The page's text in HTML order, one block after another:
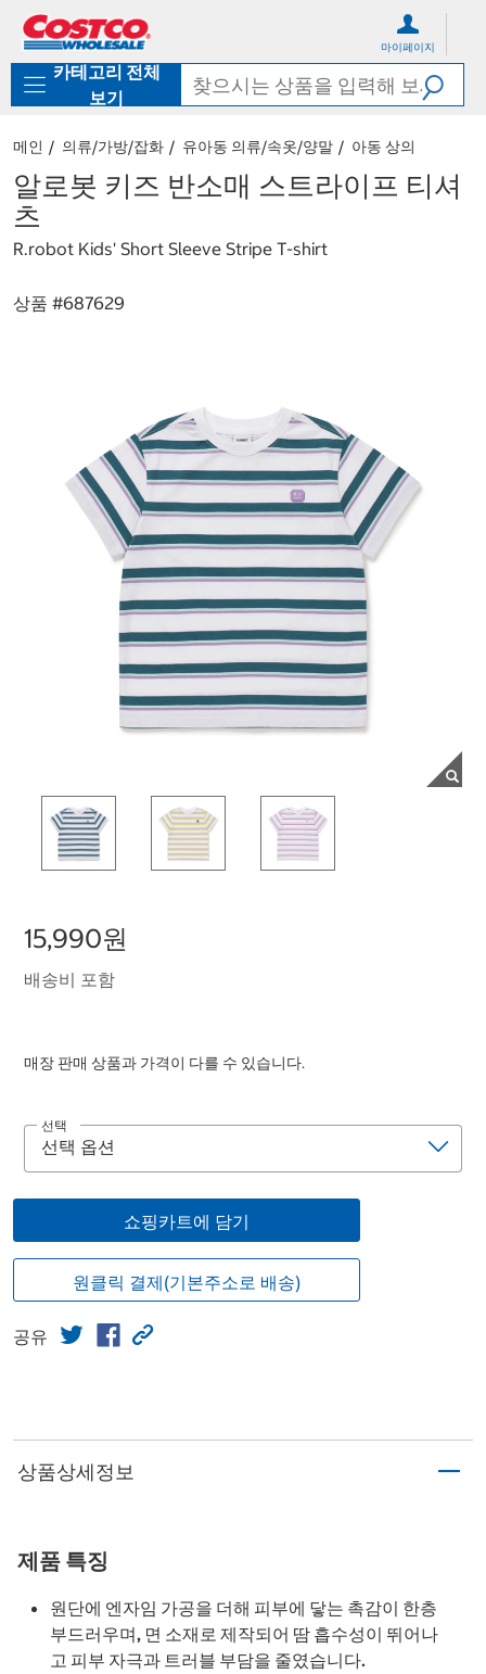
로
기
가
마이페이지
카테고리 전체
보기
메인 의류/가방/잡화 유아동 의류/속옷/양말 아동 상의
알로봇 키즈 반소매 스트라이프 티셔
츠
R.robot Kids' Short Sleeve Stripe T-shirt
상품 #687629
15,990원
배송비 포함
매장 판매 상품과 가격이 다를 수 있습니다.
선택
쇼핑카트에 담기
원클릭 결제(기본주소로 배송)
공유
상품상세정보
제품 특징
원단에 엔자임 가공을 더해 피부에 닿는 촉감이 한층
부드러우며, 면 소재로 제작되어 땀 흡수성이 뛰어나
고 피부 자극과 트러블 부담을 줄였습니다.